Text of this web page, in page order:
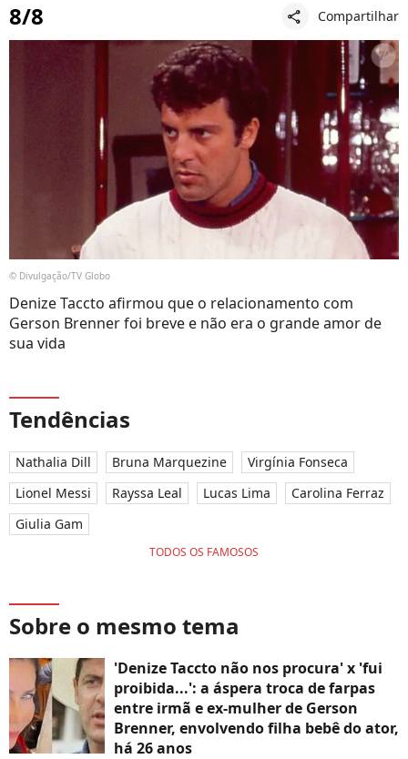
8/8 share Compartilhar
© Divulgação/TV Globo
Denize Taccto afirmou que o relacionamento com
Gerson Brenner foi breve e não era o grande amor de
sua vida
Tendências
Nathalia Dill Bruna Marquezine
Virgínia Fonseca
Lionel Messi
Rayssa Leal Lucas Lima
Carolina Ferraz
Giulia Gam
TODOS OS FAMOSOS
Sobre o mesmo tema
'Denize Taccto não nos procura' x 'fui
proibida...': a áspera troca de farpas
entre irmã e ex-mulher de Gerson
Brenner, envolvendo filha bebê do ator,
há 26 anos